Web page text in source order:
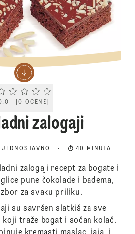
Current rating 0.0. Click to rate.
[0 OCENE
zalogaji
JEDNOSTAVNO 40 MINUTA
zalogaji recept za bogate i
pune čokolade i badema,
za svaku priliku.
su savršen slatkiš za sve
koji traže bogat i sočan kolač.